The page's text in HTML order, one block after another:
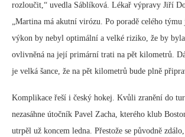
rozloučit,“ uvedla Sáblíková. Lékař výpravy Jiří
„Martina má akutní virózu. Po poradě celého týmu
výkon by nebyl optimální a velké riziko, že by
ovlivněná na její primární trati na pět kilometrů.
je velká šance, že na pět kilometrů bude plně
Komplikace řeší i český hokej. Kvůli zranění do
nezasáhne útočník Pavel Zacha, kterého klub
utrpěl už koncem ledna. Přestože se původně